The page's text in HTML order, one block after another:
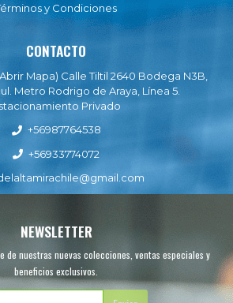
y Condiciones
CONTACTO
Mapa) Calle Tiltil 2640 Bodega N3B,
Metro Rodrigo de Araya, Línea 5.
Privado
+56987764538
+56933774072
NEWSLETTER
de nuestras nuevas colecciones, ventas especiales y
beneficios exclusivos.